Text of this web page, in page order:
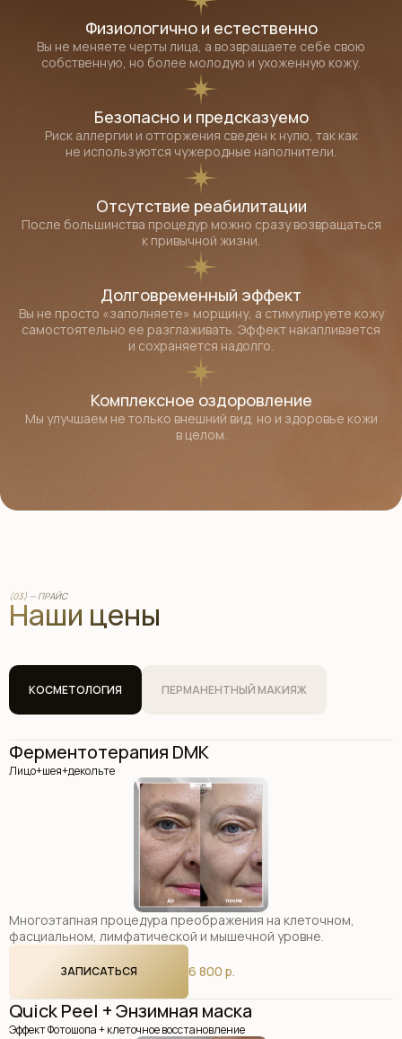
Физиологично и естественно
Вы не меняете черты лица, а возвращаете себе свою
собственную, но более молодую и ухоженную кожу.
Безопасно и предсказуемо
Риск аллергии и отторжения сведен к нулю, так как
не используются чужеродные наполнители.
Отсутствие реабилитации
После большинства процедур можно сразу возвращаться
к привычной жизни.
Долговременный эффект
Вы не просто «заполняете» морщину, а стимулируете кожу
самостоятельно ее разглаживать. Эффект накапливается
и сохраняется надолго.
Комплексное оздоровление
Мы улучшаем не только внешний вид, но и здоровье кожи
в целом.
(03) — ПРАЙС
Наши цены
КОСМЕТОЛОГИЯ ПЕРМАНЕНТНЫЙ МАКИЯЖ
Ферментотерапия DMK
Лицо+шея+декольте
Многоэтапная процедура преображения на клеточном,
фасциальном, лимфатической и мышечной уровне.
6 800 р.
ЗАПИСАТЬСЯ
Quick Peel + Энзимная маска
Эффект Фотошопа + клеточное восстановление